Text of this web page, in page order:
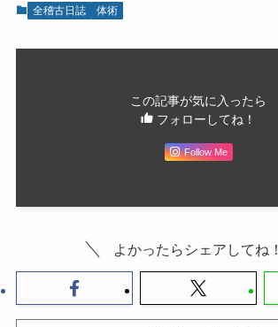
全稽古日誌 体術
この記事が気に入ったら
フォローしてね！
よかったらシェアしてね！